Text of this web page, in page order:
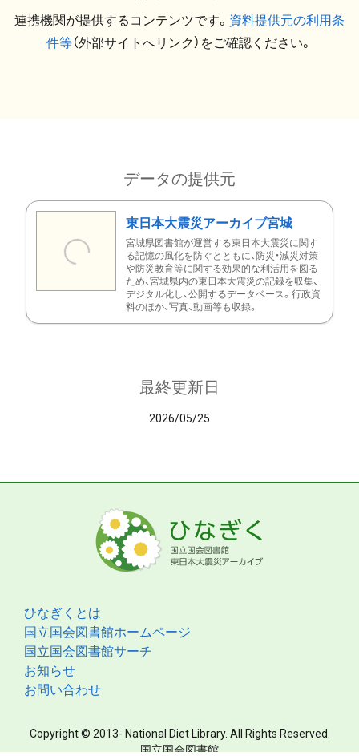
連携機関が提供するコンテンツです。 資料提供元の利用条
件等（外部サイトへリンク）をご確認ください。
データの提供元
東日本大震災アーカイブ宮城
宮城県図書館が運営する東日本大震災に関す
る記憶の風化を防ぐとともに、防災・減災対策
や防災教育等に関する効果的な利活用を図る
ため、宮城県内の東日本大震災の記録を収集、
デジタル化し、公開するデータベース。行政資
料のほか、写真、動画等も収録。
最終更新日
2026/05/25
ひなぎくとは
国立国会図書館ホームページ
国立国会図書館サーチ
お知らせ
お問い合わせ
Copyright © 2013- National Diet Library. All Rights Reserved.